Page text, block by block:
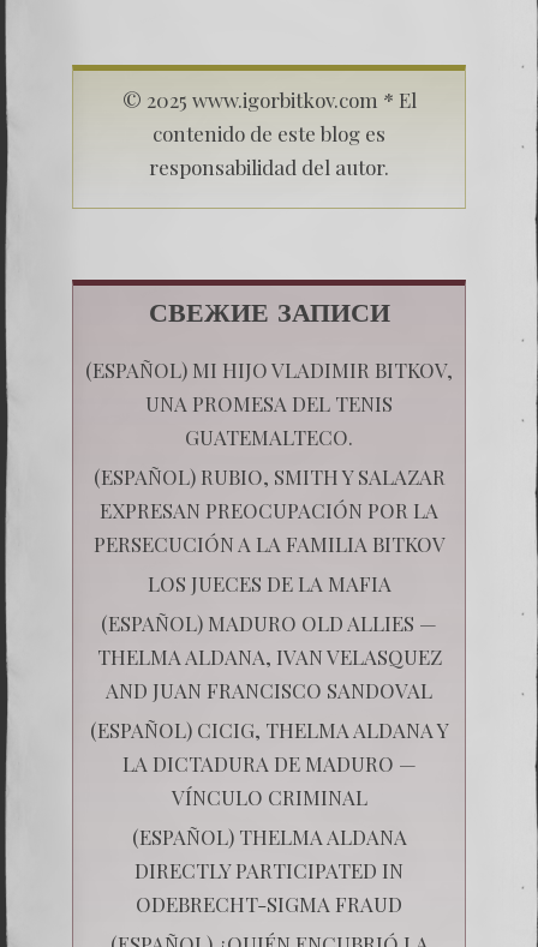
© 2025 www.igorbitkov.com * El
contenido de este blog es
responsabilidad del autor.
СВЕЖИЕ ЗАПИСИ
(ESPAÑOL) MI HIJO VLADIMIR BITKOV,
UNA PROMESA DEL TENIS
GUATEMALTECO.
(ESPAÑOL) RUBIO, SMITH Y SALAZAR
EXPRESAN PREOCUPACIÓN POR LA
PERSECUCIÓN A LA FAMILIA BITKOV
LOS JUECES DE LA MAFIA
(ESPAÑOL) MADURO OLD ALLIES —
THELMA ALDANA, IVAN VELASQUEZ
AND JUAN FRANCISCO SANDOVAL
(ESPAÑOL) CICIG, THELMA ALDANA Y
LA DICTADURA DE MADURO —
VÍNCULO CRIMINAL
(ESPAÑOL) THELMA ALDANA
DIRECTLY PARTICIPATED IN
ODEBRECHT-SIGMA FRAUD